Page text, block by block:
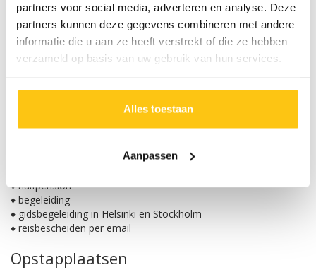
partners voor social media, adverteren en analyse. Deze
partners kunnen deze gegevens combineren met andere
informatie die u aan ze heeft verstrekt of die ze hebben
verzameld op basis van uw gebruik van hun services.
Alles toestaan
Aanpassen
Met meer personen of een andere datum op vakantie?
Vraag nu een offerte aan:
Offerte aanvragen
♦ reis per Comfort Class touringcar
♦ halfpension
♦ begeleiding
♦ gidsbegeleiding in Helsinki en Stockholm
♦ reisbescheiden per email
Opstapplaatsen